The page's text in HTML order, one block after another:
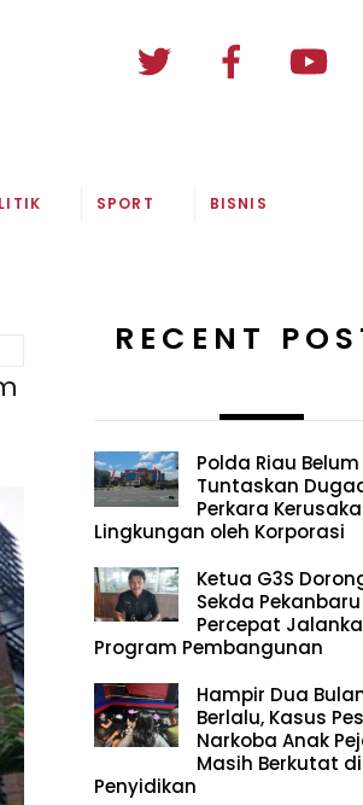
SPORT BISNIS
RECENT
Polda Riau Belum
Tuntaskan
Perkara
Lingkungan oleh Korporasi
Ketua G3S
Sekda Pekanbaru
Percepat
Program Pembangunan
Hampir Dua
Berlalu, Kasus
Narkoba Anak
Masih Berkutat di
Penyidikan